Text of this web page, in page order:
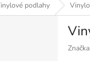
podlahy